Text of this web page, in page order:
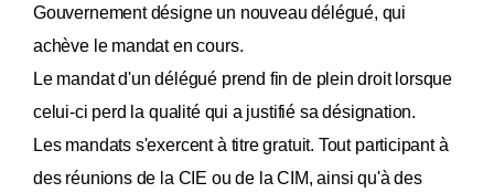
Gouvernement désigne un nouveau délégué, qui
achève le mandat en cours.
Le mandat d'un délégué prend fin de plein droit lorsque
celui-ci perd la qualité qui a justifié sa désignation.
Les mandats s'exercent à titre gratuit. Tout participant à
des réunions de la CIE ou de la CIM, ainsi qu'à des